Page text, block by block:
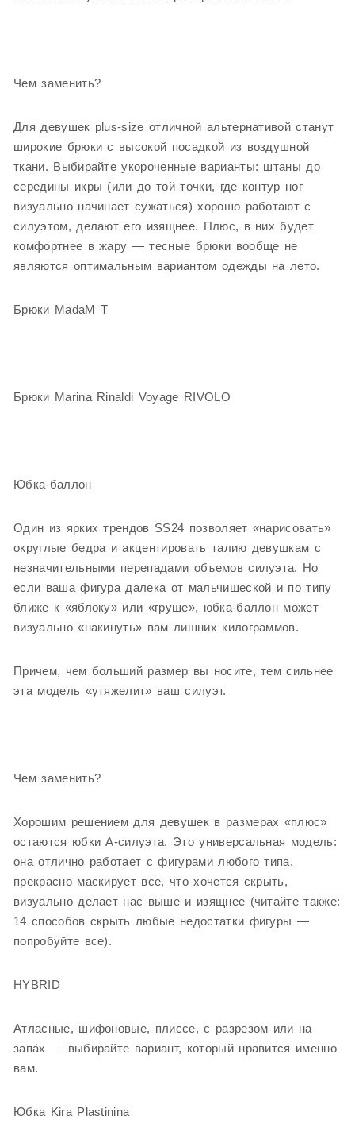
Чем заменить?
Для девушек plus-size отличной альтернативой станут
широкие брюки с высокой посадкой из воздушной
ткани. Выбирайте укороченные варианты: штаны до
середины икры (или до той точки, где контур ног
визуально начинает сужаться) хорошо работают с
силуэтом, делают его изящнее. Плюс, в них будет
комфортнее в жару — тесные брюки вообще не
являются оптимальным вариантом одежды на лето.
Брюки MadaM T
Брюки Marina Rinaldi Voyage RIVOLO
Юбка-баллон
Один из ярких трендов SS24 позволяет «нарисовать»
округлые бедра и акцентировать талию девушкам с
незначительными перепадами объемов силуэта. Но
если ваша фигура далека от мальчишеской и по типу
ближе к «яблоку» или «груше», юбка-баллон может
визуально «накинуть» вам лишних килограммов.
Причем, чем больший размер вы носите, тем сильнее
эта модель «утяжелит» ваш силуэт.
Чем заменить?
Хорошим решением для девушек в размерах «плюс»
остаются юбки А-силуэта. Это универсальная модель:
она отлично работает с фигурами любого типа,
прекрасно маскирует все, что хочется скрыть,
визуально делает нас выше и изящнее (читайте также:
14 способов скрыть любые недостатки фигуры —
попробуйте все).
HYBRID
Атласные, шифоновые, плиссе, с разрезом или на
запа́х — выбирайте вариант, который нравится именно
вам.
Юбка Kira Plastinina